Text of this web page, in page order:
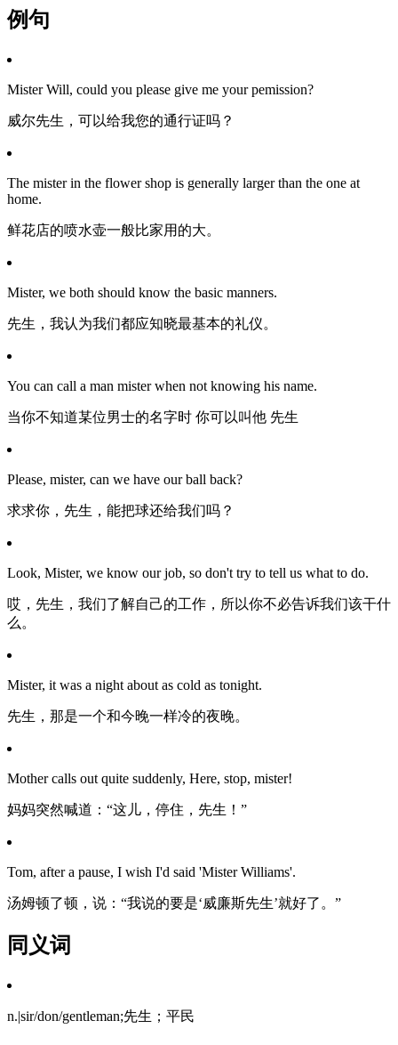
例句
Mister Will, could you please give me your pemission?
威尔先生，可以给我您的通行证吗？
The mister in the flower shop is generally larger than the one at
home.
鲜花店的喷水壶一般比家用的大。
Mister, we both should know the basic manners.
先生，我认为我们都应知晓最基本的礼仪。
You can call a man mister when not knowing his name.
当你不知道某位男士的名字时 你可以叫他 先生
Please, mister, can we have our ball back?
求求你，先生，能把球还给我们吗？
Look, Mister, we know our job, so don't try to tell us what to do.
哎，先生，我们了解自己的工作，所以你不必告诉我们该干什
么。
Mister, it was a night about as cold as tonight.
先生，那是一个和今晚一样冷的夜晚。
Mother calls out quite suddenly, Here, stop, mister!
妈妈突然喊道：“这儿，停住，先生！”
Tom, after a pause, I wish I'd said 'Mister Williams'.
汤姆顿了顿，说：“我说的要是‘威廉斯先生’就好了。”
同义词
n.|sir/don/gentleman;先生；平民